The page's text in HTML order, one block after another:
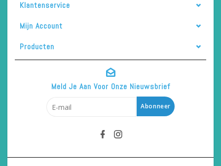
Klantenservice
Mijn Account
Producten
Meld Je Aan Voor Onze Nieuwsbrief
Abonneer